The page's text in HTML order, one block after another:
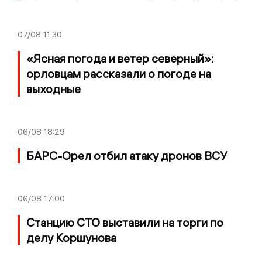
07/08 11:30
«Ясная погода и ветер северный»:
орловцам рассказали о погоде на
выходные
06/08 18:29
БАРС-Орел отбил атаку дронов ВСУ
06/08 17:00
Станцию СТО выставили на торги по
делу Коршунова